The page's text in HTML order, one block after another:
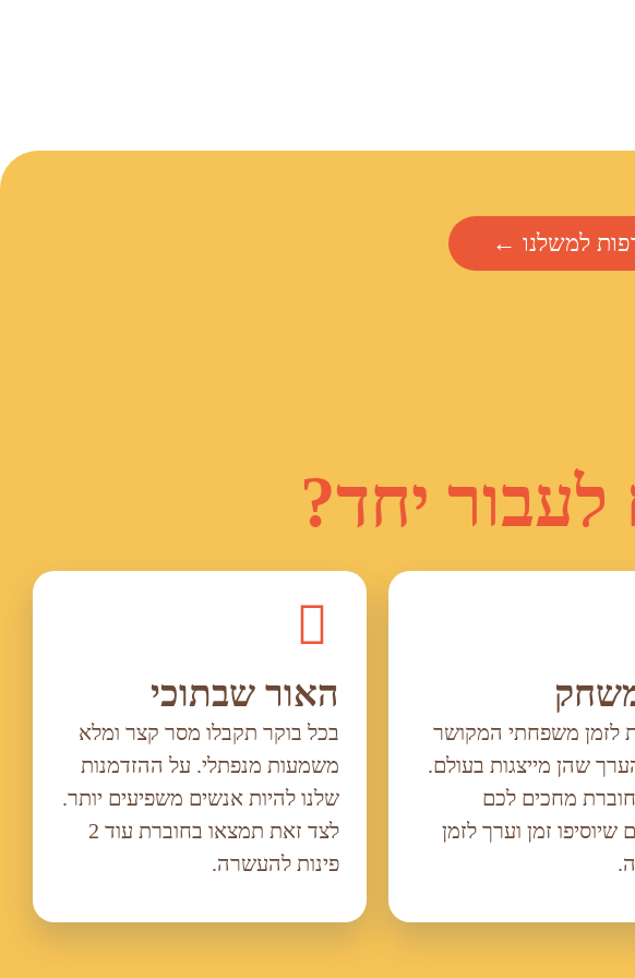
למשלנו ←
יחד?
לזמן משפחתי המקושר
שהן מייצגות בעולם.
מחכים לכם
זמן וערך לזמן
האור שבתוכי
בכל בוקר תקבלו מסר קצר ומלא
משמעות מנפתלי. על ההזדמנות
שלנו להיות אנשים משפיעים יותר.
לצד זאת תמצאו בחוברת עוד 2
פינות להעשרה.